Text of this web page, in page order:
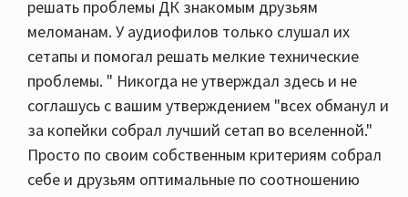
решать проблемы ДК знакомым друзьям
меломанам. У аудиофилов только слушал их
сетапы и помогал решать мелкие технические
проблемы. " Никогда не утверждал здесь и не
соглашусь с вашим утверждением "всех обманул и
за копейки собрал лучший сетап во вселенной."
Просто по своим собственным критериям собрал
себе и друзьям оптимальные по соотношению